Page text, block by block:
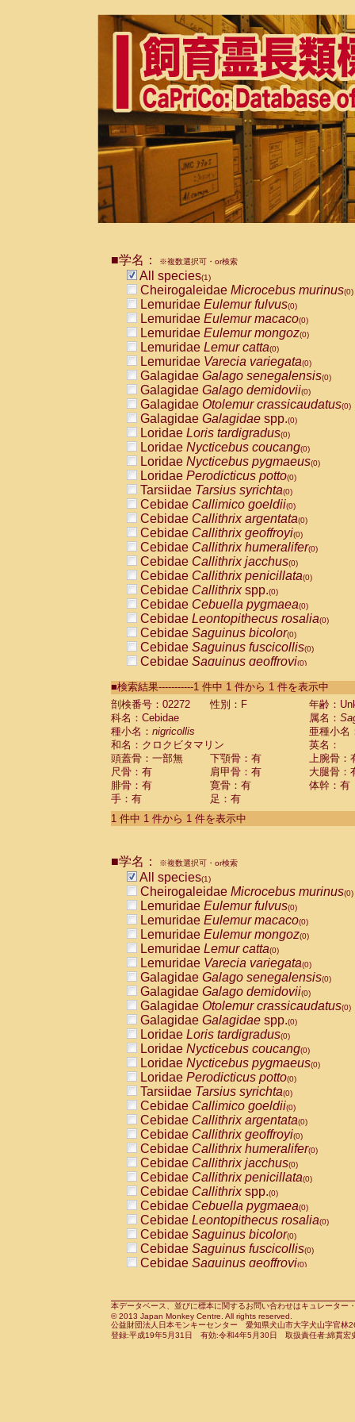
■学名： ※複数選択可・or検索
All species(1)
Cheirogaleidae Microcebus murinus(0)
Lemuridae Eulemur fulvus(0)
Lemuridae Eulemur macaco(0)
Lemuridae Eulemur mongoz(0)
Lemuridae Lemur catta(0)
Lemuridae Varecia variegata(0)
Galagidae Galago senegalensis(0)
Galagidae Galago demidovii(0)
Galagidae Otolemur crassicaudatus(0)
Galagidae Galagidae spp.(0)
Loridae Loris tardigradus(0)
Loridae Nycticebus coucang(0)
Loridae Nycticebus pygmaeus(0)
Loridae Perodicticus potto(0)
Tarsiidae Tarsius syrichta(0)
Cebidae Callimico goeldii(0)
Cebidae Callithrix argentata(0)
Cebidae Callithrix geoffroyi(0)
Cebidae Callithrix humeralifer(0)
Cebidae Callithrix jacchus(0)
Cebidae Callithrix penicillata(0)
Cebidae Callithrixspp.(0)
Cebidae Cebuella pygmaea(0)
Cebidae Leontopithecus rosalia(0)
Cebidae Saguinus bicolor(0)
Cebidae Saguinus fuscicollis(0)
Cebidae Saguinus geoffroyi(0)
CebidaeSaguinus labiatus(0)
Cebidae Saguinus leucopus (0)
Cebidae
CebidaeSaguinus mystax
CebidaeSaguinus nigricollis (1)
Cebidae Saguinus oedipus
Cebidae Saguinus weddelli
Cebidae Saguinusspp.
Cebidae Aotus trivirgatus
Cebidae Cebus albifrons
CebidaeCebus nigrivittatus
CebidaeCebus
CebidaeSaimiri boliviensis(0)
CebidaeSaimiri sciureus(0)
AtelidaeAlouatta caraya(0)
AtelidaeAlouatta fusca(0)
AtelidaeAlouatta seniculus
AtelidaeAlouattaspp.(0)
AtelidaeAteles belzebuth(0)
AtelidaeAteles geoffroyi(0)
AtelidaeAteles paniscus(0)
AtelidaeAtelesspp.(0)
Atelidae Lagothrix lagothricha
AtelidaeLagothrix lagothricha cana
PitheciidaeCacajao calvus
PitheciidaeCallicebus cupreus
PitheciidaeCallicebus donacophilus
PitheciidaeCallicebus moloch
PitheciidaeCallicebus torquatus
PitheciidaeCallicebusspp.(0)
PitheciidaeChiropotes satanas(0)
PitheciidaePithecia monachus
PitheciidaePithecia pithecia(0)
CercopithecidaeCercocebus agilis
CercopithecidaeCercocebus
CercopithecidaeCercocebus
CercopithecidaeCercocebus
CercopithecidaeCercocebus
CercopithecidaeCercocebushybrid
CercopithecidaePapio anubis(0)
CercopithecidaePapio cynocephalus
CercopithecidaePapio hamadryas(0)
■検索結果-----------1 件中 1 件から 1 件を表示中
剖検番号：02272
性別：F
年齢：
科名：Cebidae
属名：
種小名： nigricollis
亜種小名
和名：クロクビタマリン
英名：
頭蓋骨：一部無
下顎骨：有
上腕骨：
尺骨：有
肩甲骨：有
大腿骨：
腓骨：有
寛骨：有
体幹：有
手：有
足：有
1 件中 1 件から 1 件を表示中
■学名： ※複数選択可・or検索
All species(1)
Cheirogaleidae Microcebus murinus(0)
Lemuridae Eulemur fulvus(0)
Lemuridae Eulemur macaco(0)
Lemuridae Eulemur mongoz(0)
Lemuridae Lemur catta(0)
Lemuridae Varecia variegata(0)
Galagidae Galago senegalensis(0)
Galagidae Galago demidovii(0)
Galagidae Otolemur crassicaudatus(0)
Galagidae Galagidae spp.(0)
Loridae Loris tardigradus(0)
Loridae Nycticebus coucang(0)
Loridae Nycticebus pygmaeus(0)
Loridae Perodicticus potto(0)
Tarsiidae Tarsius syrichta(0)
Cebidae Callimico goeldii(0)
Cebidae Callithrix argentata(0)
Cebidae Callithrix geoffroyi(0)
Cebidae Callithrix humeralifer(0)
Cebidae Callithrix jacchus(0)
Cebidae Callithrix penicillata(0)
Cebidae Callithrixspp.(0)
Cebidae Cebuella pygmaea(0)
Cebidae Leontopithecus rosalia(0)
Cebidae Saguinus bicolor(0)
Cebidae Saguinus fuscicollis(0)
Cebidae Saguinus geoffroyi(0)
CebidaeSaguinus leucopus(0)
CebidaeSaguinus midas(0)
Cebidae Saguinus mystax(0)
本データベース、並びに標本に関するお問い合わせはキュレータ
© 2013 Japan Monkey Centre. All rights reserved.
公益財団法人日本モンキーセンター 愛知県犬山市大字犬山字官
登録:平成19年5月31日 有効:令和4年5月30日 取扱責任者:綿貫宏